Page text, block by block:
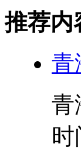
推荐内
青
青
时